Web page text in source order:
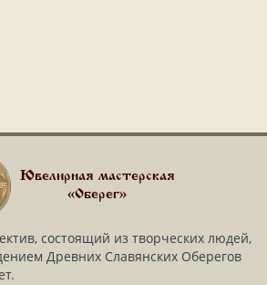
Ювелирная мастерская
«Оберег»
состоящий из творческих людей,
Древних Славянских Оберегов